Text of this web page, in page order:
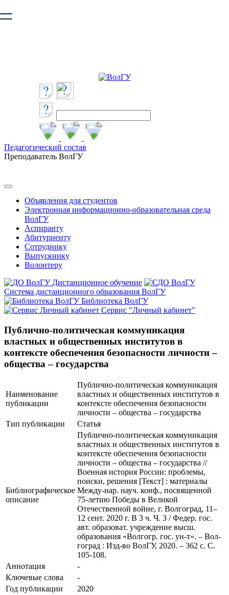
безопасную работу с сайтом. Пожалуйста
Педагогический состав
Преподаватель ВолГУ
Объявления для студентов
Электронная информационно-образовательная среда
ВолГУ
Аспиранту
Абитуриенту
Сотруднику
Выпускнику
Волонтеру
Дистанционное обучение
Система дистанционного образования ВолГУ
Библиотека ВолГУ
Сервис "Личный кабинет"
Публично-политическая коммуникация
властных и общественных институтов в
контексте обеспечения безопасности личности –
общества – государства
Наименование
публикации
Публично-политическая коммуникация
властных и общественных институтов в
контексте обеспечения безопасности
личности – общества – государства
Тип публикации
Статья
Библиографическое
описание
Публично-политическая коммуникация
властных и общественных институтов в
контексте обеспечения безопасности
личности – общества – государства //
Военная история России: проблемы,
поиски, решения [Текст] : материалы
Между-нар. науч. конф., посвященной
75-летию Победы в Великой
Отечественной войне, г. Волгоград, 11–
12 сент. 2020 г. В 3 ч. Ч. 3 / Федер. гос.
авт. образоват. учреждение высш.
образования «Волгогр. гос. ун-т». – Вол-
гоград : Изд-во ВолГУ, 2020. – 362 с. С.
105-108.
Аннотация
-
Ключевые cлова
-
Год публикации
2020